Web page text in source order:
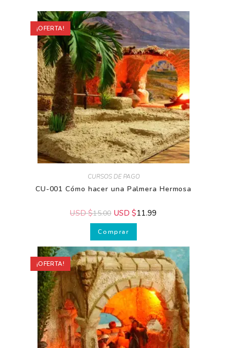
¡OFERTA!
CURSOS DE PAGO
CU-001 Cómo hacer una Palmera Hermosa
USD $15.00 USD $11.99
Comprar
¡OFERTA!